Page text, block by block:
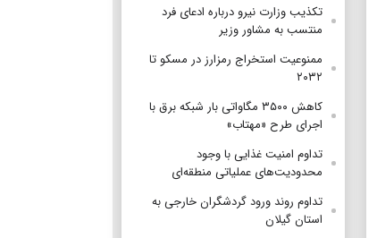
تکذیب وزارت نیرو درباره ادعای فرد
منتسب به مشاور وزیر
ممنوعیت استخراج رمزارز در مسکو تا
۲۰۳۲
کاهش ۳۵۰۰ مگاواتی بار شبکه برق با
اجرای طرح «مهتاب»
تداوم امنیت غذایی با وجود
محدودیت‌های عملیاتی منطقه‌ای
تداوم روند ورود گردشگران خارجی به
استان گیلان